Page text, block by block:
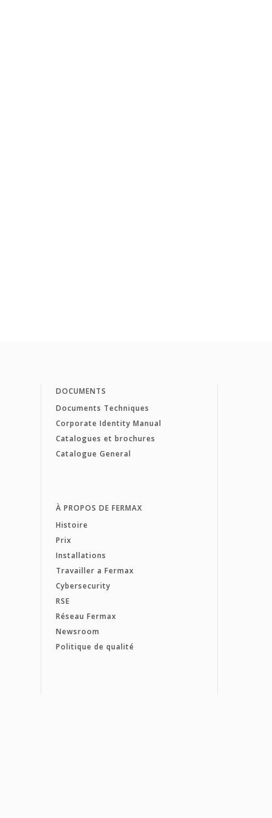
DOCUMENTS
Documents Techniques
Corporate Identity Manual
Catalogues et brochures
Catalogue General
À PROPOS DE FERMAX
Histoire
Prix
Installations
Travailler a Fermax
Cybersecurity
RSE
Réseau Fermax
Newsroom
Politique de qualité